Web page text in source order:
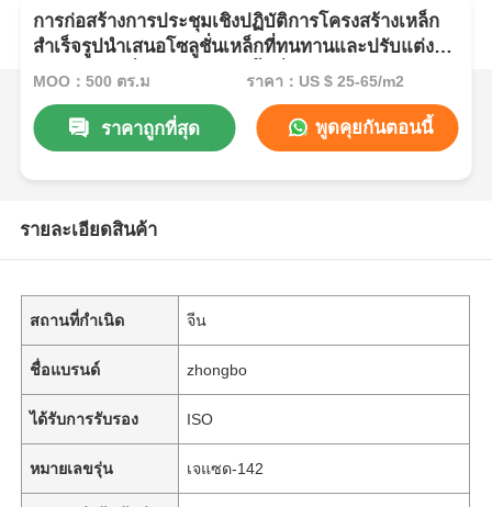
การก่อสร้างการประชุมเชิงปฏิบัติการโครงสร้างเหล็ก
สำเร็จรูปนำเสนอโซลูชั่นเหล็กที่ทนทานและปรับแต่งได้
สำหรับการเพิ่มประสิทธิภาพพื้นที่อุตสาหกรรม
MOQ：500 ตร.ม ราคา：US $ 25-65/m2
ราคาถูกที่สุด พูดคุยกันตอนนี้
รายละเอียดสินค้า
สถานที่กำเนิด จีน
ชื่อแบรนด์ zhongbo
ได้รับการรับรอง ISO
หมายเลขรุ่น เจแซด-142